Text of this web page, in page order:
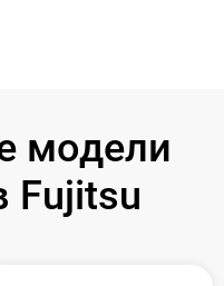
модели
Fujitsu